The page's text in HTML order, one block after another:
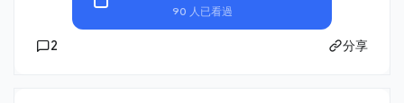
90 人已看過
2 分享